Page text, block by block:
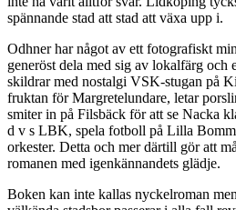
spännande stad att stad att växa upp i.
Odhner har något av ett fotografiskt
generöst dela med sig av lokalfärg och
skildrar med nostalgi VSK-stugan på
fruktan för Margretelundare, letar
smiter in på Filsbäck för att se Nacka
d v s LBK, spela fotboll på Lilla
orkester. Detta och mer därtill gör att
romanen med igenkännandets glädje.
Boken kan inte kallas nyckelroman